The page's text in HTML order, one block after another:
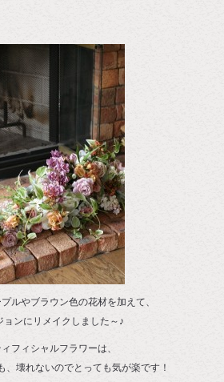
ルやブラウン色の花材を加えて、
ョンにリメイクしました～♪
フィシャルフラワーは、
、壊れないのでとっても気が楽です！